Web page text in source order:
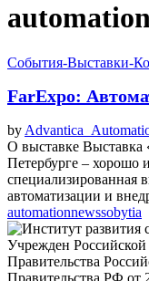
События-Выставки-
FarExpo:
by
О выставке
Петербурге – хорошо
специализированная
автоматизации и
automationnewssobytia